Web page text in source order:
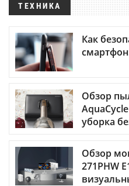
ТЕХНИКА
Как
Обзор
уборка
Обзор
271PHW